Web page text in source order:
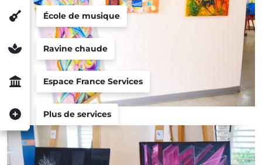
École de musique
Ravine chaude
Espace France Services
Plus de services